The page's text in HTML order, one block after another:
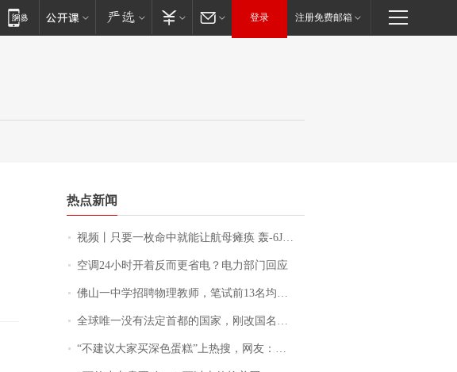
登录 注册免费邮箱
热点新闻
视频丨只要一枚命中就能让航母瘫痪 轰-6J实力有多强？
空调24小时开着反而更省电？电力部门回应
佛山一中学招聘物理教师，笔试前13名均遭淘汰？教育局：已叫停招聘，成立调查组全面核查
全球唯一没有法定首都的国家，刚改国名，总统就邀请中国大使骑行绕了几乎整个国境线一圈，还曾两次到中国寻根
“不建议大家买深色蛋糕”上热搜，网友：天塌了！